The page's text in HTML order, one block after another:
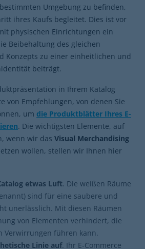
Umgebung zu befinden,
ihres Kaufs begleitet. Dies ist vor
physischen Einrichtungen ein
Beibehaltung des gleichen
Konzepts zu einer einheitlichen und
beiträgt.
in Ihrem Katalog
von Empfehlungen, von denen Sie
um die Produktblätter Ihres E-
. Die wichtigsten Elemente, auf
wenn wir das Visual Merchandising
wollen, stellen wir Ihnen hier
etwas Luft. Die weißen Räume
sind für eine saubere und
unerlässlich. Mit diesen Räumen
von Elementen verhindert, die
Verwirrungen führen kann.
Linie auf. Ihr E-Commerce